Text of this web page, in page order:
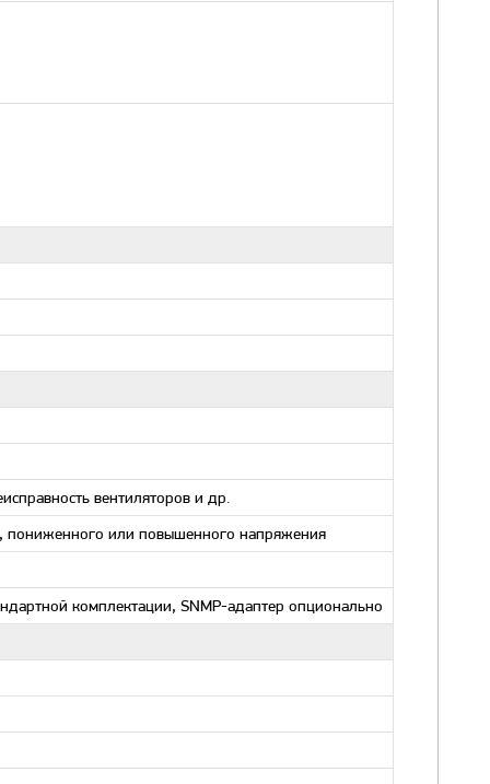
вентиляторов и др.
пониженного или повышенного напряжения
комплектации, SNMP-адаптер опционально